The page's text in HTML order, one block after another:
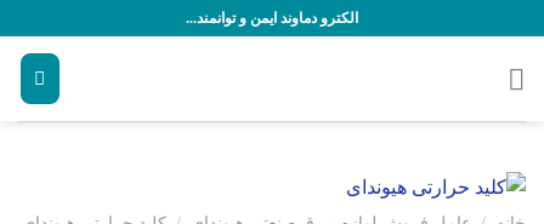
محتوا
الکترو دماوند ایمن و توانمند...